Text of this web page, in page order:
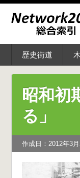
歴史街道
昭和初
る」
作成日：2012年3月